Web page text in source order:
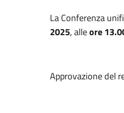
La Conferenza
2025, alleore
Approvazione del